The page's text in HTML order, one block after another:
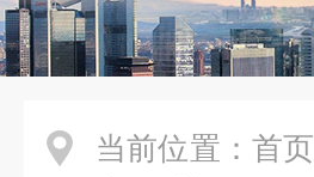
当前位置： 首页